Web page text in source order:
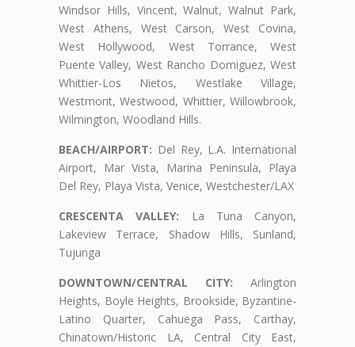
Windsor Hills, Vincent, Walnut, Walnut Park,
West Athens, West Carson, West Covina,
West Hollywood, West Torrance, West
Puente Valley, West Rancho Domiguez, West
Whittier-Los Nietos, Westlake Village,
Westmont, Westwood, Whittier, Willowbrook,
Wilmington, Woodland Hills.
BEACH/AIRPORT: Del Rey, L.A. International
Airport, Mar Vista, Marina Peninsula, Playa
Del Rey, Playa Vista, Venice, Westchester/LAX
CRESCENTA VALLEY: La Tuna Canyon,
Lakeview Terrace, Shadow Hills, Sunland,
Tujunga
DOWNTOWN/CENTRAL CITY: Arlington
Heights, Boyle Heights, Brookside, Byzantine-
Latino Quarter, Cahuega Pass, Carthay,
Chinatown/Historic LA, Central City East,